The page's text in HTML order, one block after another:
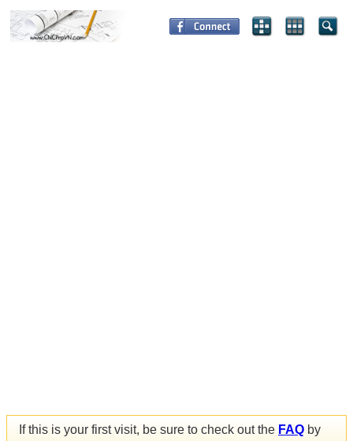
If this is your first visit, be sure to check out the FAQ by